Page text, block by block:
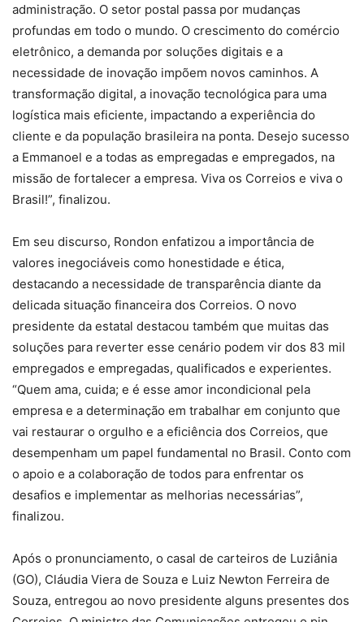
administração. O setor postal passa por mudanças
profundas em todo o mundo. O crescimento do comércio
eletrônico, a demanda por soluções digitais e a
necessidade de inovação impõem novos caminhos. A
transformação digital, a inovação tecnológica para uma
logística mais eficiente, impactando a experiência do
cliente e da população brasileira na ponta. Desejo sucesso
a Emmanoel e a todas as empregadas e empregados, na
missão de fortalecer a empresa. Viva os Correios e viva o
Brasil!”, finalizou.
Em seu discurso, Rondon enfatizou a importância de
valores inegociáveis como honestidade e ética,
destacando a necessidade de transparência diante da
delicada situação financeira dos Correios. O novo
presidente da estatal destacou também que muitas das
soluções para reverter esse cenário podem vir dos 83 mil
empregados e empregadas, qualificados e experientes.
“Quem ama, cuida; e é esse amor incondicional pela
empresa e a determinação em trabalhar em conjunto que
vai restaurar o orgulho e a eficiência dos Correios, que
desempenham um papel fundamental no Brasil. Conto com
o apoio e a colaboração de todos para enfrentar os
desafios e implementar as melhorias necessárias”,
finalizou.
Após o pronunciamento, o casal de carteiros de Luziânia
(GO), Cláudia Viera de Souza e Luiz Newton Ferreira de
Souza, entregou ao novo presidente alguns presentes dos